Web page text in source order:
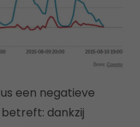
een negatieve
dankzij